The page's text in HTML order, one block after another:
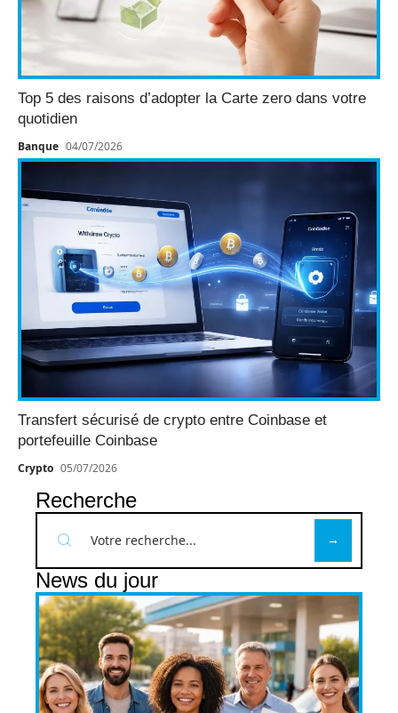
Top 5 des raisons d’adopter la Carte zero dans votre
quotidien
Banque 04/07/2026
Transfert sécurisé de crypto entre Coinbase et
portefeuille Coinbase
Crypto 05/07/2026
Recherche
News du jour